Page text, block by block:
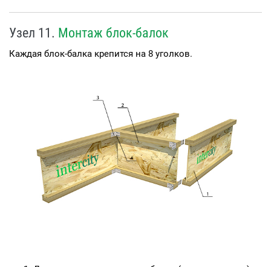
Узел 11. Монтаж блок-балок
Каждая блок-балка крепится на 8 уголков.